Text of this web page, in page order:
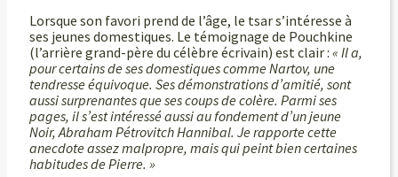
Lorsque son favori prend de l’âge, le tsar s’intéresse à
ses jeunes domestiques. Le témoignage de Pouchkine
(l’arrière grand-père du célèbre écrivain) est clair : « Il a,
pour certains de ses domestiques comme Nartov, une
tendresse équivoque. Ses démonstrations d’amitié, sont
aussi surprenantes que ses coups de colère. Parmi ses
pages, il s’est intéressé aussi au fondement d’un jeune
Noir, Abraham Pétrovitch Hannibal. Je rapporte cette
anecdote assez malpropre, mais qui peint bien certaines
habitudes de Pierre. »